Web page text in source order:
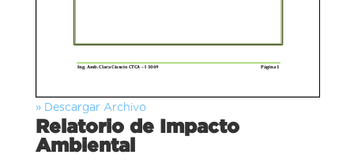
» Descargar Archivo
Relatorio de Impacto
Ambiental